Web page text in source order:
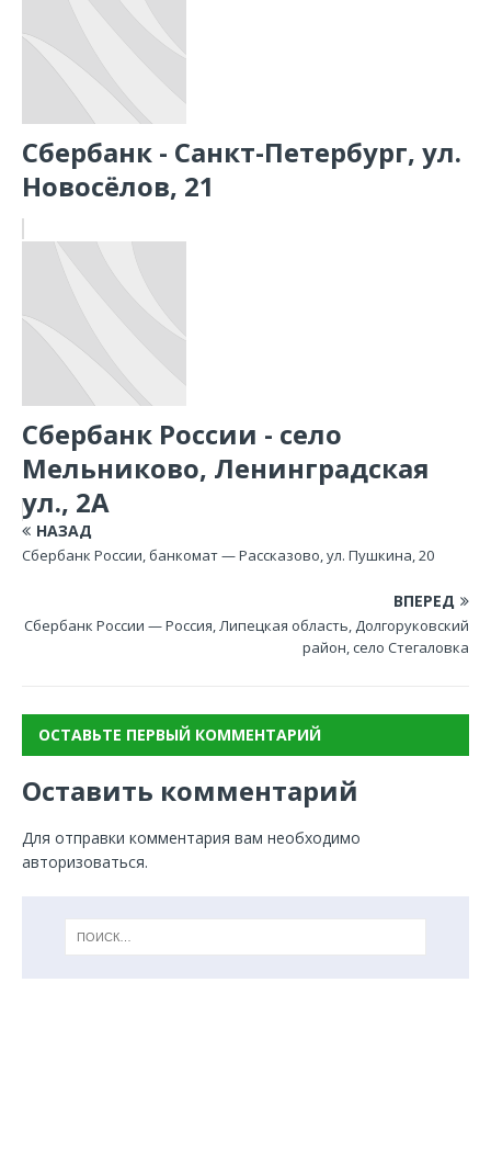
Сбербанк - Санкт-Петербург, ул.
Новосёлов, 21
Сбербанк России - село
Мельниково, Ленинградская
ул., 2А
НАЗАД
Сбербанк России, банкомат — Рассказово, ул. Пушкина, 20
ВПЕРЕД
Сбербанк России — Россия, Липецкая область, Долгоруковский
район, село Стегаловка
ОСТАВЬТЕ ПЕРВЫЙ КОММЕНТАРИЙ
Оставить комментарий
Для отправки комментария вам необходимо
авторизоваться.